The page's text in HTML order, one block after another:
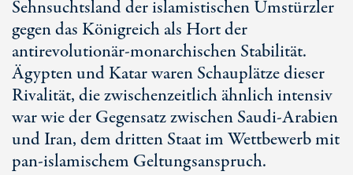
Sehnsuchtsland der islamistischen Umstürzler
gegen das Königreich als Hort der
antirevolutionär-monarchischen Stabilität.
Ägypten und Katar waren Schauplätze dieser
Rivalität, die zwischenzeitlich ähnlich intensiv
war wie der Gegensatz zwischen Saudi-Arabien
und Iran, dem dritten Staat im Wettbewerb mit
pan-islamischem Geltungsanspruch.